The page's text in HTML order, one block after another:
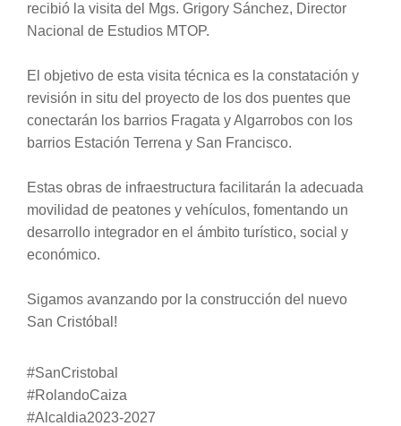
recibió la visita del Mgs. Grigory Sánchez, Director
Nacional de Estudios MTOP.
El objetivo de esta visita técnica es la constatación y
revisión in situ del proyecto de los dos puentes que
conectarán los barrios Fragata y Algarrobos con los
barrios Estación Terrena y San Francisco.
Estas obras de infraestructura facilitarán la adecuada
movilidad de peatones y vehículos, fomentando un
desarrollo integrador en el ámbito turístico, social y
económico.
Sigamos avanzando por la construcción del nuevo
San Cristóbal!
#SanCristobal
#RolandoCaiza
#Alcaldia2023-2027